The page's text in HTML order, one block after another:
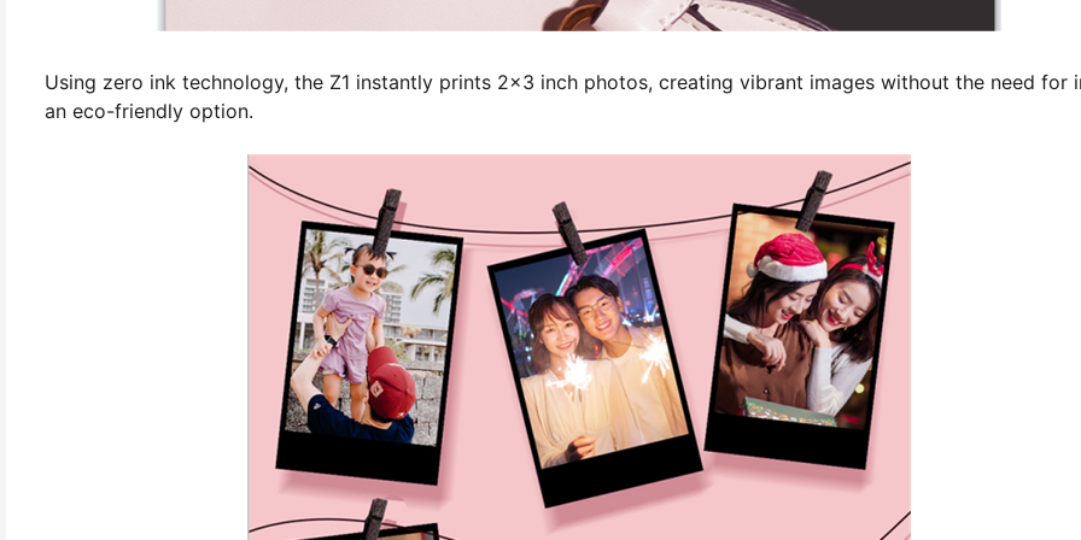
Using zero ink technology, the Z1 instantly prints 2x3 inch photos, creating vibrant images without the need for
an eco-friendly option.